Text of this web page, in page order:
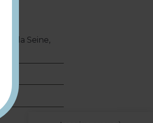
de la Seine,